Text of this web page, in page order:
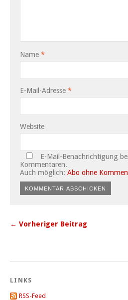
Name *
E-Mail-Adresse *
Website
E-Mail-Benachrichtigung
Kommentaren.
Auch möglich: Abo ohne
← Vorheriger Beitrag
LINKS
RSS-Feed